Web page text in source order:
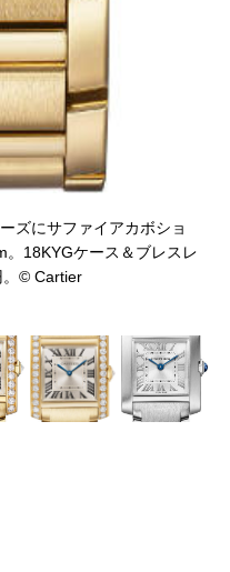
ズにサファイアカボショ
18KYGケース＆ブレスレ
。© Cartier